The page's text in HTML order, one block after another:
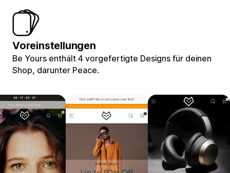
Voreinstellungen
Be Yours enthält 4 vorgefertigte Designs für deinen
Shop, darunter Peace.